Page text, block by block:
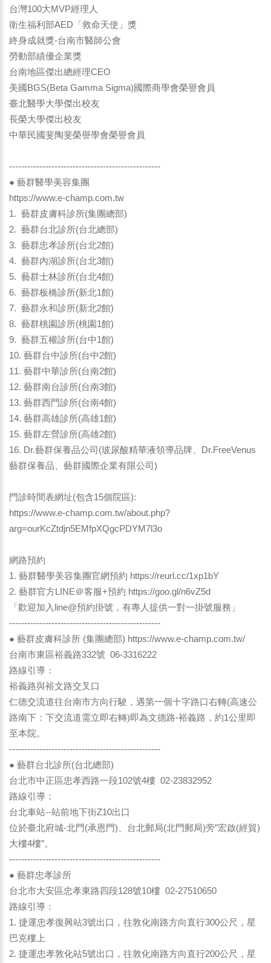
台灣100大MVP經理人
衛生福利部AED「救命天使」獎
終身成就獎-台南市醫師公會
勞動部績優企業獎
台南地區傑出總經理CEO
美國BGS(Beta Gamma Sigma)國際商學會榮譽會員
臺北醫學大學傑出校友
長榮大學傑出校友
中華民國斐陶斐榮譽學會榮譽會員
--------------------------------------------------
● 藝群醫學美容集團
https://www.e-champ.com.tw
1. 藝群皮膚科診所(集團總部)
2. 藝群台北診所(台北總部)
3. 藝群忠孝診所(台北2館)
4. 藝群內湖診所(台北3館)
5. 藝群士林診所(台北4館)
6. 藝群板橋診所(新北1館)
7. 藝群永和診所(新北2館)
8. 藝群桃園診所(桃園1館)
9. 藝群五權診所(台中1館)
10. 藝群台中診所(台中2館)
11. 藝群中華診所(台南2館)
12. 藝群南台診所(台南3館)
13. 藝群西門診所(台南4館)
14. 藝群高雄診所(高雄1館)
15. 藝群左營診所(高雄2館)
16. Dr.藝群保養品公司(玻尿酸精華液領導品牌、Dr.FreeVenus
藝群保養品、藝群國際企業有限公司)
門診時間表網址(包含15個院區):
https://www.e-champ.com.tw/about.php?
arg=ourKcZtdjn5EMfpXQgcPDYM7l3o
網路預約
1. 藝群醫學美容集團官網預約 https://reurl.cc/1xp1bY
2. 藝群官方LINE＠客服+預約 https://goo.gl/n6vZ5d
「歡迎加入line@預約掛號，有專人提供一對一掛號服務」
--------------------------------------------------
● 藝群皮膚科診所 (集團總部) https://www.e-champ.com.tw/
台南市東區裕義路332號 06-3316222
路線引導：
裕義路與裕文路交叉口
仁德交流道往台南市方向行駛，遇第一個十字路口右轉(高速公
路南下：下交流道需立即右轉)即為文德路-裕義路，約1公里即
至本院。
--------------------------------------------------
● 藝群台北診所(台北總部)
台北市中正區忠孝西路一段102號4樓 02-23832952
路線引導：
台北車站--站前地下街Z10出口
位於臺北府城-北門(承恩門)、台北郵局(北門郵局)旁”宏啟(經貿)
大樓4樓”。
--------------------------------------------------
● 藝群忠孝診所
台北市大安區忠孝東路四段128號10樓 02-27510650
路線引導：
1. 捷運忠孝復興站3號出口，往敦化南路方向直行300公尺，星
巴克樓上
2. 捷運忠孝敦化站5號出口，往敦化南路方向直行200公尺，星